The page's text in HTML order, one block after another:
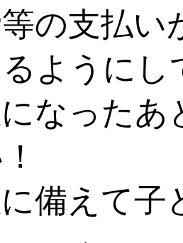
の支払い
ようにし
になった
に備えて